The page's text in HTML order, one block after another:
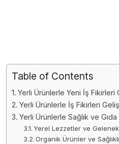
Table of Contents
Yerli Ürünlerle Yeni İş Fikirleri
Yerli Ürünlerle İş Fikirleri
Yerli Ürünlerle Sağlık ve
Yerel Lezzetler ve
Organik Ürünler ve